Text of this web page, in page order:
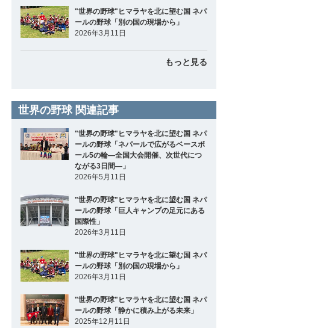
"世界の野球"ヒマラヤを北に望む国 ネパ
ールの野球「別の国の現場から」
2026年3月11日
もっと見る
世界の野球 関連記事
"世界の野球"ヒマラヤを北に望む国 ネパ
ールの野球「ネパールで広がるベースボ
ール5の輪―全国大会開催、次世代につ
ながる3日間―」
2026年5月11日
"世界の野球"ヒマラヤを北に望む国 ネパ
ールの野球「巨人キャンプの足元にある
国際性」
2026年3月11日
"世界の野球"ヒマラヤを北に望む国 ネパ
ールの野球「別の国の現場から」
2026年3月11日
"世界の野球"ヒマラヤを北に望む国 ネパ
ールの野球「静かに積み上がる未来」
2025年12月11日